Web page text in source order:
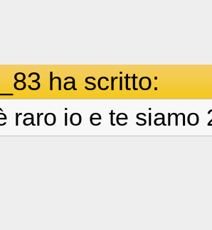
ha scritto:
raro io e te